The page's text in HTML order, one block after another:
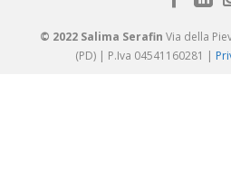
© 2022 Salima Serafin Via della
(PD) | P.Iva 04541160281 |